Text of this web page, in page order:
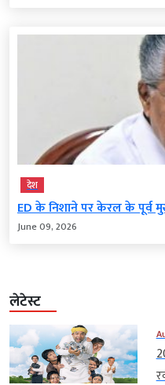
देश
ED के निशाने पर केरल के पूर्व
June 09, 2026
लेटेस्ट